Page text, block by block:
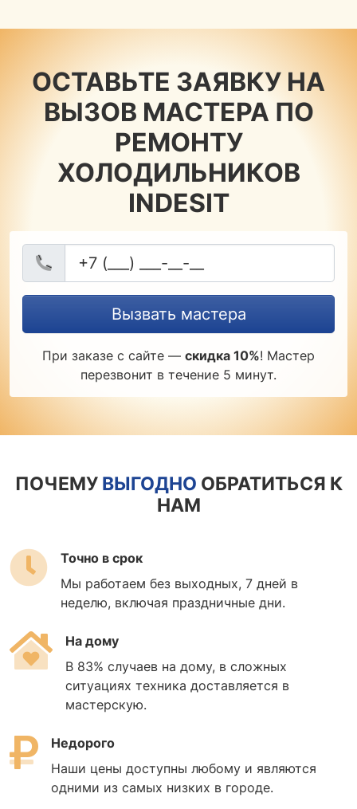
ОСТАВЬТЕ ЗАЯВКУ НА
ВЫЗОВ МАСТЕРА ПО
РЕМОНТУ
ХОЛОДИЛЬНИКОВ
INDESIT
Вызвать мастера
При заказе с сайте — скидка 10%! Мастер
перезвонит в течение 5 минут.
ПОЧЕМУ ВЫГОДНО ОБРАТИТЬСЯ К
НАМ
Точно в срок
Мы работаем без выходных, 7 дней в
неделю, включая праздничные дни.
На дому
В 83% случаев на дому, в сложных
ситуациях техника доставляется в
мастерскую.
Недорого
Наши цены доступны любому и являются
одними из самых низких в городе.